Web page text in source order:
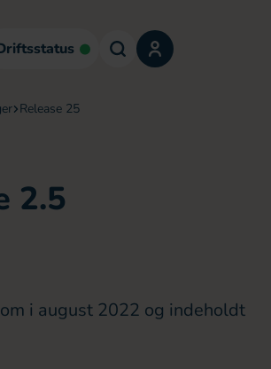
release 25
2.5
i august 2022 og indeholdt